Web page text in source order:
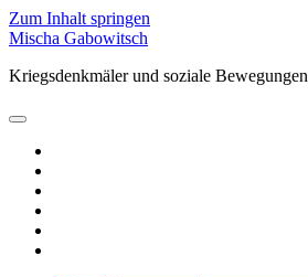
Zum Inhalt springen
Mischa Gabowitsch
Kriegsdenkmäler und soziale Bewegungen
open
menu